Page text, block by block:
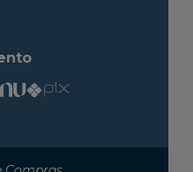
2014